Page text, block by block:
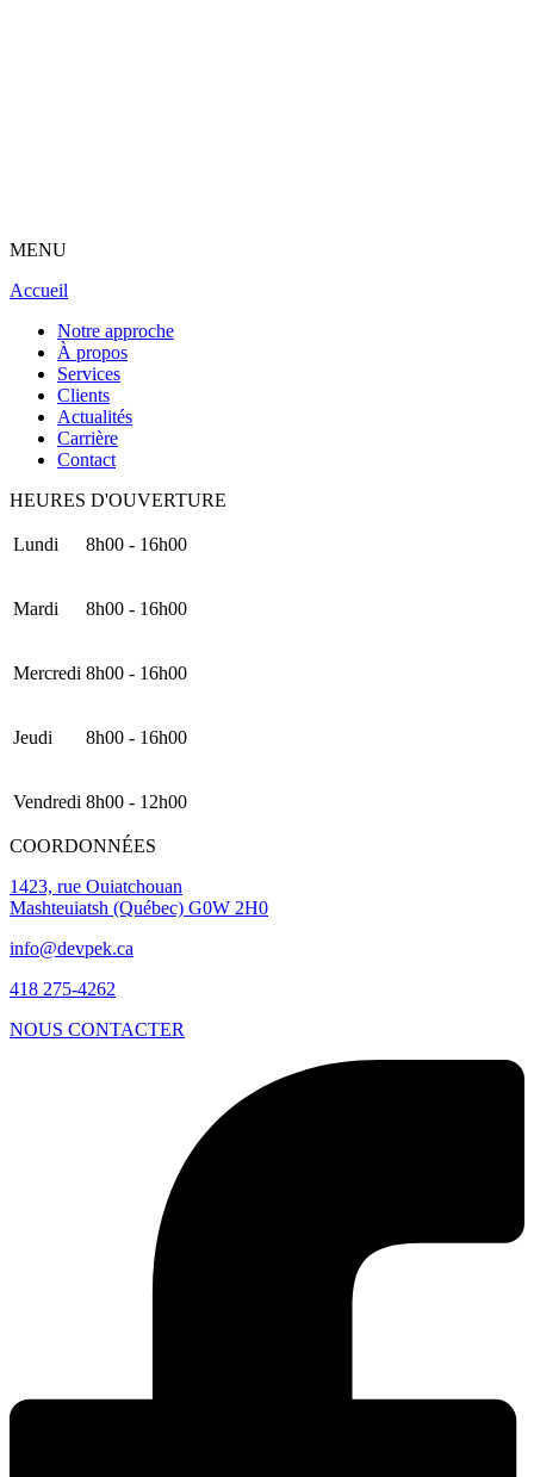
MENU
Accueil
Notre approche
À propos
Services
Clients
Actualités
Carrière
Contact
HEURES D'OUVERTURE
Lundi 8h00 - 16h00
Mardi 8h00 - 16h00
Mercredi 8h00 - 16h00
Jeudi 8h00 - 16h00
Vendredi 8h00 - 12h00
COORDONNÉES
1423, rue Ouiatchouan
Mashteuiatsh (Québec) G0W 2H0
info@devpek.ca
418 275-4262
NOUS CONTACTER